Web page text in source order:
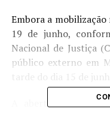
Embora a
19 de junho,
Nacional de Justiça
público externo em
A abertura oficial